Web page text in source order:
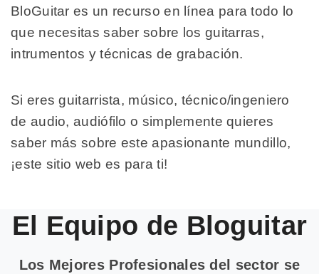
BloGuitar es un recurso en línea para todo lo
que necesitas saber sobre los guitarras,
intrumentos y técnicas de grabación.
Si eres guitarrista, músico, técnico/ingeniero
de audio, audiófilo o simplemente quieres
saber más sobre este apasionante mundillo,
¡este sitio web es para ti!
El Equipo de Bloguitar
Los Mejores Profesionales del sector se